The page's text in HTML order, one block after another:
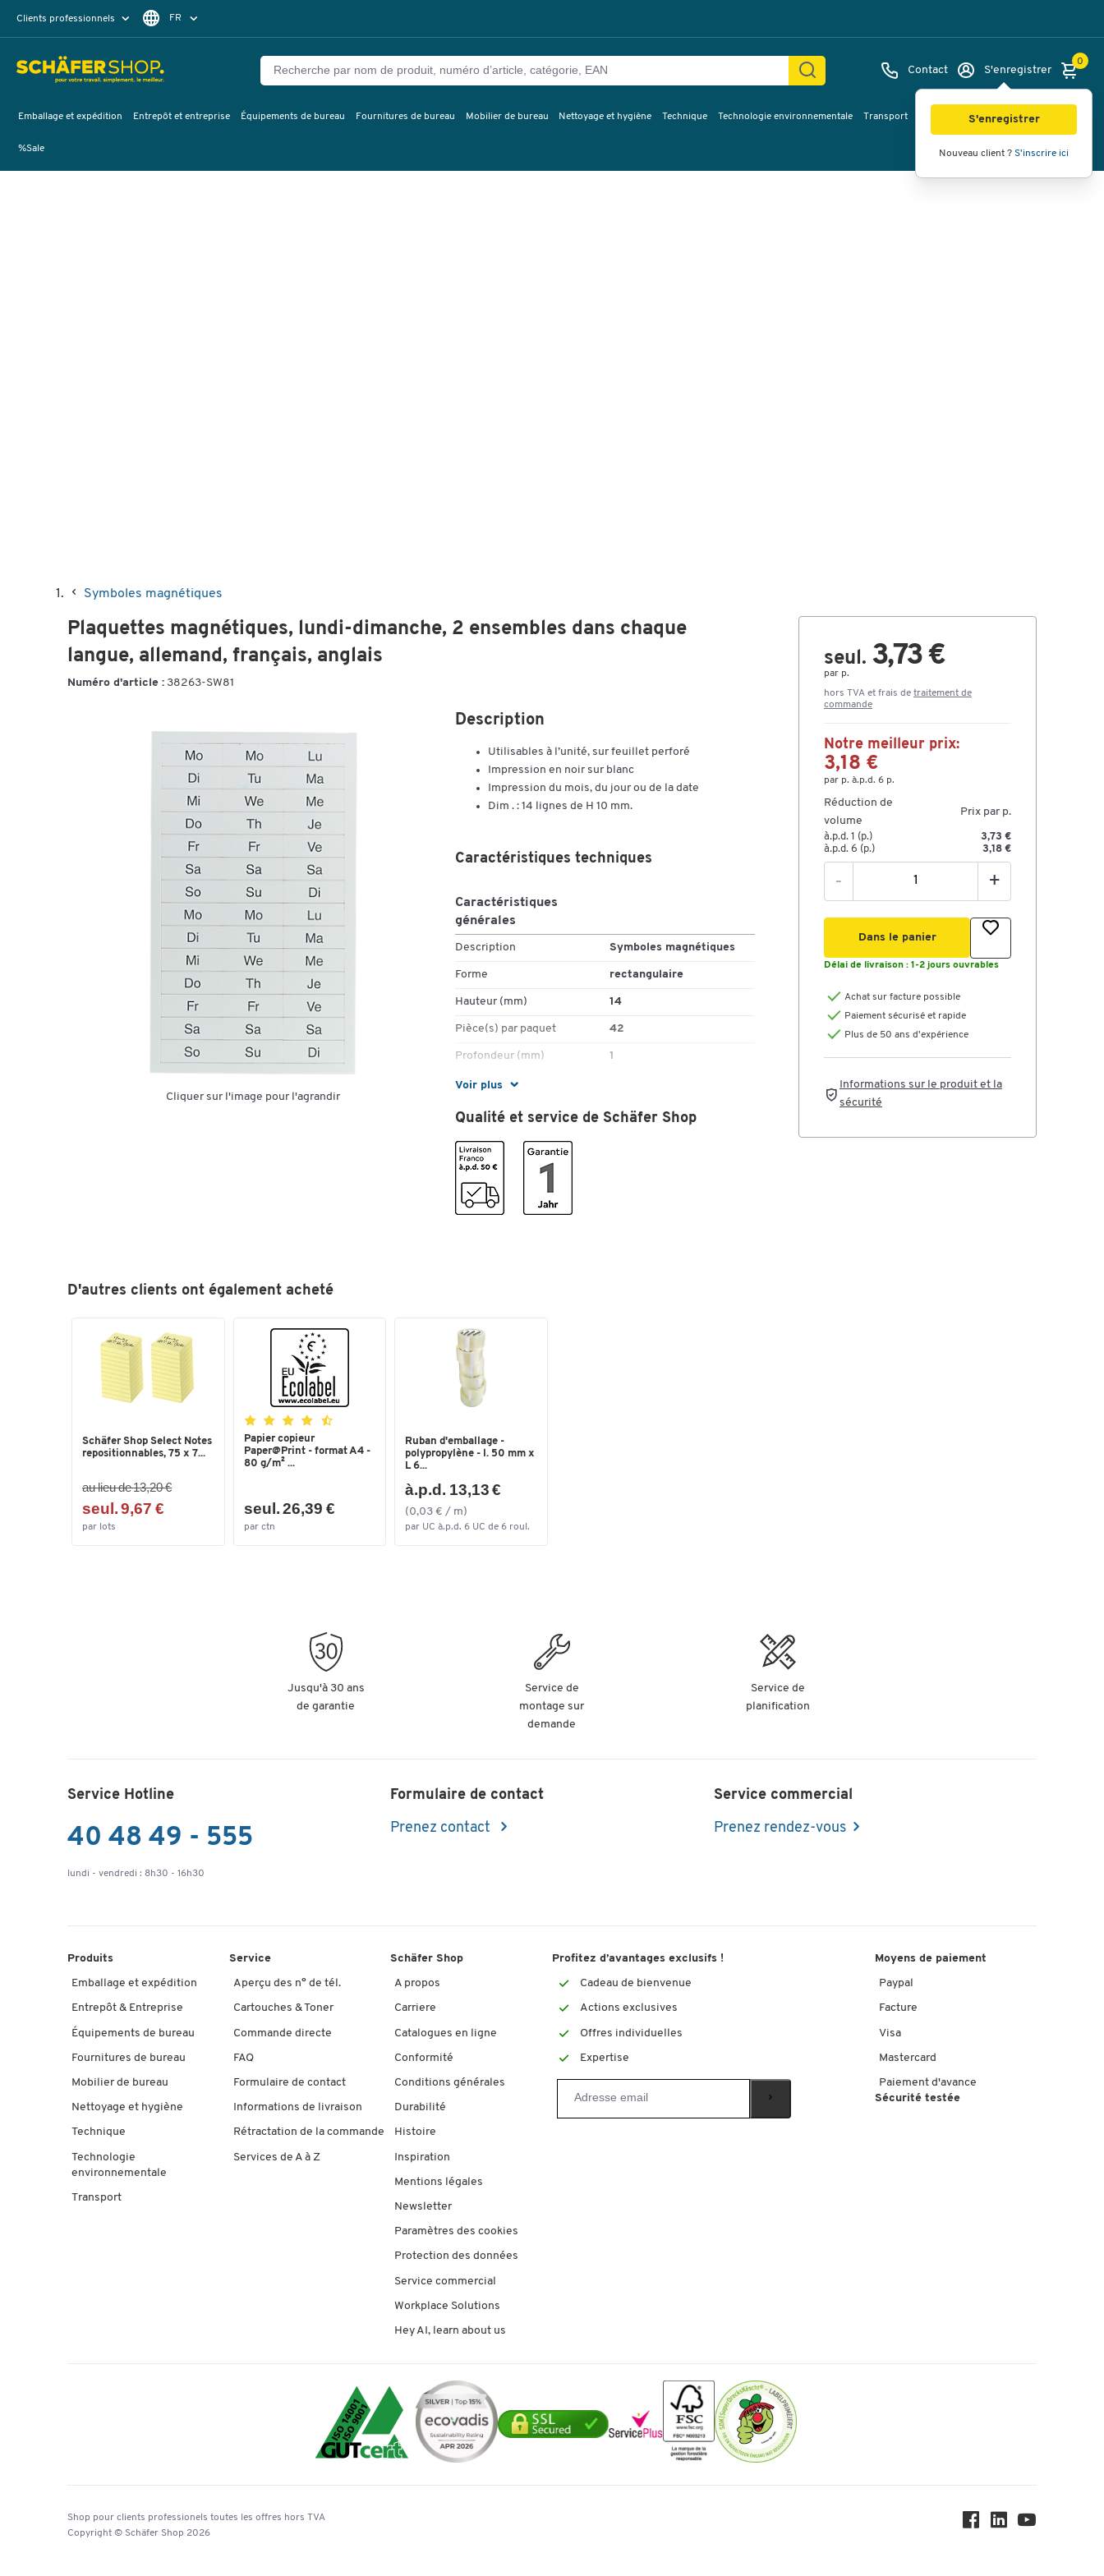
Clients professionnels FR
Contact S'enregistrer
S'enregistrer
Nouveau client ? S'inscrire ici
0
Emballage et expédition Entrepôt et entreprise Équipements de bureau Fournitures de bureau Mobilier de bureau Nettoyage et hygiène Technique Technologie environnementale Transport Services & planification Inspiration
%Sale
Symboles magnétiques
Plaquettes magnétiques, lundi-dimanche, 2 ensembles dans chaque
langue, allemand, français, anglais
Numéro d'article : 38263-SW81
Cliquer sur l'image pour l'agrandir
Description
Utilisables à l’unité, sur feuillet perforé
Impression en noir sur blanc
Impression du mois, du jour ou de la date
Dim . : 14 lignes de H 10 mm.
Voir plus
Caractéristiques techniques
Caractéristiques
générales
Description Symboles magnétiques
Forme rectangulaire
Hauteur (mm) 14
Pièce(s) par paquet 42
Profondeur (mm) 1
Couleurs
Coloris gris
Dimensions
Largeur (mm)
Qualité et service de Schäfer Shop
seul. 3,73 €
par p.
hors TVA et frais de traitement de
commande
Notre meilleur prix:
3,18 €
par p. à.p.d. 6 p.
Réduction de
volume
Prix par p.
à.p.d. 1 (p.)
3,73 €
à.p.d. 6 (p.)
3,18 €
- +
Dans le panier
Délai de livraison : 1-2 jours ouvrables
Achat sur facture possible
Paiement sécurisé et rapide
Plus de 50 ans d'expérience
Informations sur le produit et la
sécurité
D'autres clients ont également acheté
Schäfer Shop Select Notes
repositionnables, 75 x 7...
au lieu de 13,20 €
seul. 9,67 €
par lots
Papier copieur
Paper@Print - format A4 -
80 g/m² ...
seul. 26,39 €
par ctn
Ruban d'emballage -
polypropylène - l. 50 mm x
L 6...
à.p.d. 13,13 €
(0,03 € / m)
par UC à.p.d. 6 UC de 6 roul.
Images Vidéos Vue à 360
Jusqu'à 30 ans
de garantie
Service de
montage sur
demande
Service de
planification
Service Hotline
40 48 49 - 555
lundi - vendredi : 8h30 - 16h30
Formulaire de contact
Prenez contact
Service commercial
Prenez rendez-vous
Produits
Emballage et expédition
Entrepôt & Entreprise
Équipements de bureau
Fournitures de bureau
Mobilier de bureau
Nettoyage et hygiène
Technique
Technologie
environnementale
Transport
Service
Aperçu des n° de tél.
Cartouches & Toner
Commande directe
FAQ
Formulaire de contact
Informations de livraison
Rétractation de la commande
Services de A à Z
Schäfer Shop
A propos
Carriere
Catalogues en ligne
Conformité
Conditions générales
Durabilité
Histoire
Inspiration
Mentions légales
Newsletter
Paramètres des cookies
Protection des données
Service commercial
Workplace Solutions
Hey AI, learn about us
Profitez d’avantages exclusifs !
Cadeau de bienvenue
Actions exclusives
Offres individuelles
Expertise
Moyens de paiement
Paypal
Facture
Visa
Mastercard
Paiement d'avance
Sécurité testée
Shop pour clients professionels toutes les offres hors TVA
Copyright © Schäfer Shop 2026